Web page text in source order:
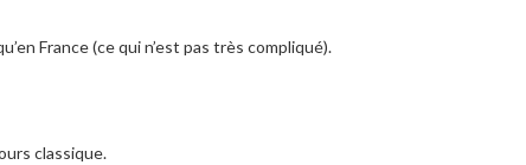
France (ce qui n’est pas très compliqué).
classique.